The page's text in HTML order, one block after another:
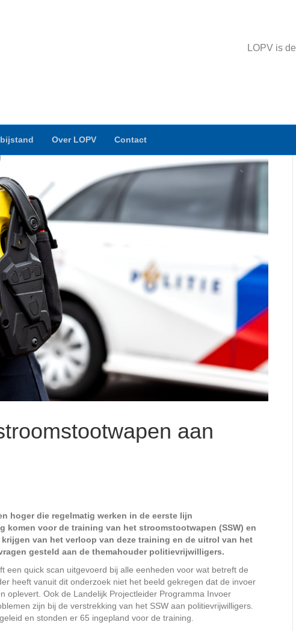
LOPV is
Over LOPV Contact
aan
hoger die regelmatig werken in de eerste lijn
komen voor de training van het stroomstootwapen (SSW) en
van het verloop van deze training en de uitrol van het
gesteld aan de themahouder politievrijwilligers.
een quick scan uitgevoerd bij alle eenheden voor wat betreft de
heeft vanuit dit onderzoek niet het beeld gekregen dat de invoer
oplevert. Ook de Landelijk Projectleider Programma Invoer
zijn bij de verstrekking van het SSW aan politievrijwilligers.
en stonden er 65 ingepland voor de training.